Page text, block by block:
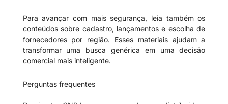
Para avançar com mais segurança, leia também os
conteúdos sobre cadastro, lançamentos e escolha de
fornecedores por região. Esses materiais ajudam a
transformar uma busca genérica em uma decisão
comercial mais inteligente.
Perguntas frequentes